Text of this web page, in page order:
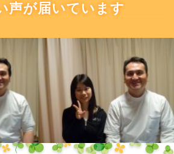
声が届いています